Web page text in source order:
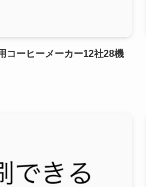
コーヒーメーカー12社28機